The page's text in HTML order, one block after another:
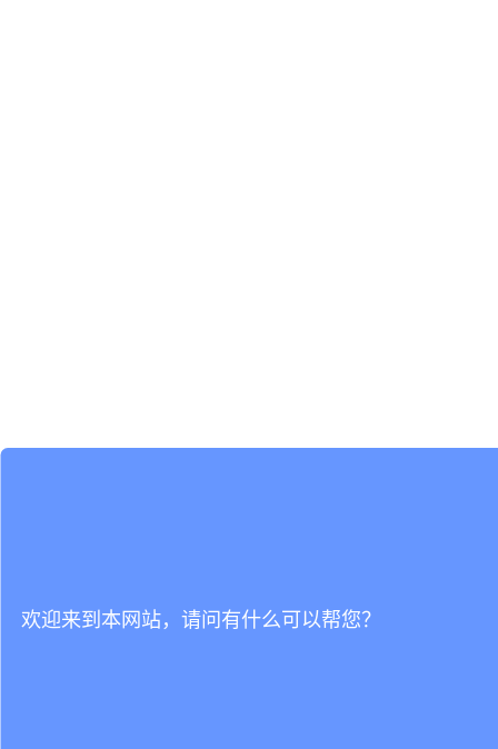
欢迎来到本网站，请问有什么可以帮您？